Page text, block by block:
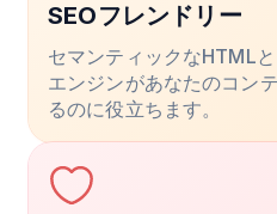
SEOフレンドリー
セマンティックなHTML
エンジンがあなたのコン
るのに役立ちます。